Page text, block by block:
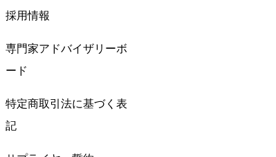
採用情報
専門家アドバイザリーボ
ード
特定商取引法に基づく表
記